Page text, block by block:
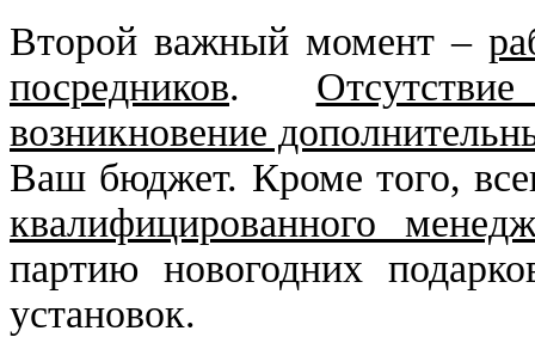
Второй важный момент –
посредников.
возникновение
Ваш бюджет. Кроме того,
квалифицированного
партию новогодних
установок.